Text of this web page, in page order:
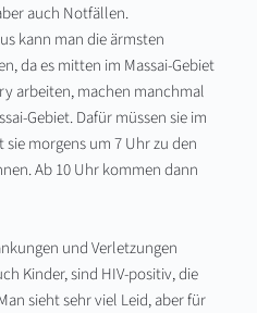
auch Notfällen.
kann man die ärmsten
da es mitten im Massai-Gebiet
arbeiten, machen manchmal
Gebiet. Dafür müssen sie im
morgens um 7 Uhr zu den
Ab 10 Uhr kommen dann
und Verletzungen
Kinder, sind HIV-positiv, die
sieht sehr viel Leid, aber für